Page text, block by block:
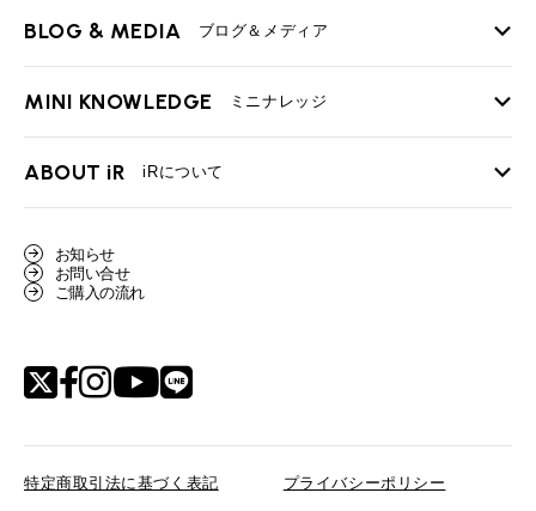
必要書類
BMWミニ買取査定依頼
ローバーミニ買取査定依頼
TOP
最近の修理実績
BLOG & MEDIA ブログ＆メディア
TOP
User's Voice 購入者様の声
Part's Report
MINI KNOWLEDGE ミニナレッジ
TOP
ローバーミニナレッジ
ABOUT iR iRについて
スタッフ紹介
リクルート
お知らせ
お問い合せ
ご購入の流れ
特定商取引法に基づく表記 プライバシーポリシー